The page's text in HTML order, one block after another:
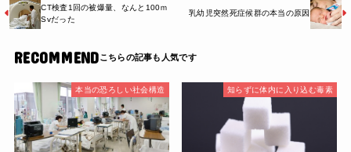
CT検査1回の被爆量、なんと100ｍ
Svだった
乳幼児突然死症候群の本当の原因
RECOMMEND
本当の恐ろしい社会構造 知らずに体内に入り込む毒素